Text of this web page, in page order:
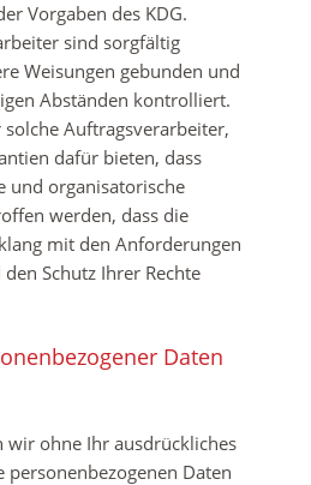
Vorgaben des KDG.
sind sorgfältig
Weisungen gebunden und
Abständen kontrolliert.
Auftragsverarbeiter,
dafür bieten, dass
und organisatorische
werden, dass die
mit den Anforderungen
Schutz Ihrer Rechte
Daten
wir ohne Ihr ausdrückliches
personenbezogenen Daten